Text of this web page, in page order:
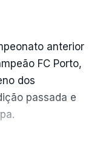
anterior
FC Porto,
dos
passada e